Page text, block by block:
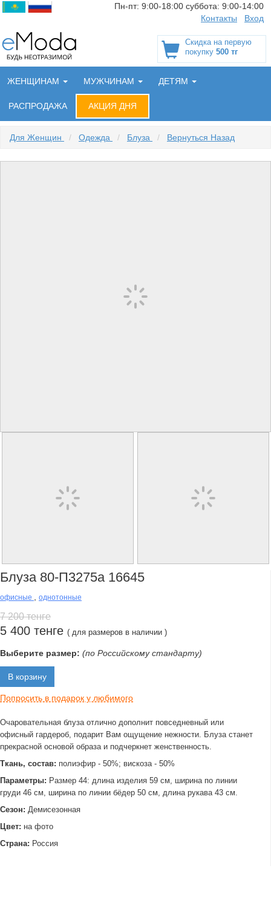
Пн-пт: 9:00-18:00 суббота: 9:00-14:00
Контакты
Вход
Скидка на первую
покупку 500 тг
ЖЕНЩИНАМ МУЖЧИНАМ ДЕТЯМ
РАСПРОДАЖА АКЦИЯ ДНЯ
Для Женщин / Одежда / Блуза / Вернуться Назад
Блуза 80-П3275а 16645
офисные однотонные
7 200 тенге
5 400 тенге ( для размеров в наличии )
Выберите размер: (по Российскому стандарту)
В корзину
Попросить в подарок у любимого
Очаровательная блуза отлично дополнит повседневный или
офисный гардероб, подарит Вам ощущение нежности. Блуза станет
прекрасной основой образа и подчеркнет женственность.
Ткань, состав: полиэфир - 50%; вискоза - 50%
Параметры: Размер 44: длина изделия 59 см, ширина по линии
груди 46 см, ширина по линии бёдер 50 см, длина рукава 43 см.
Сезон: Демисезонная
Цвет: на фото
Страна: Россия